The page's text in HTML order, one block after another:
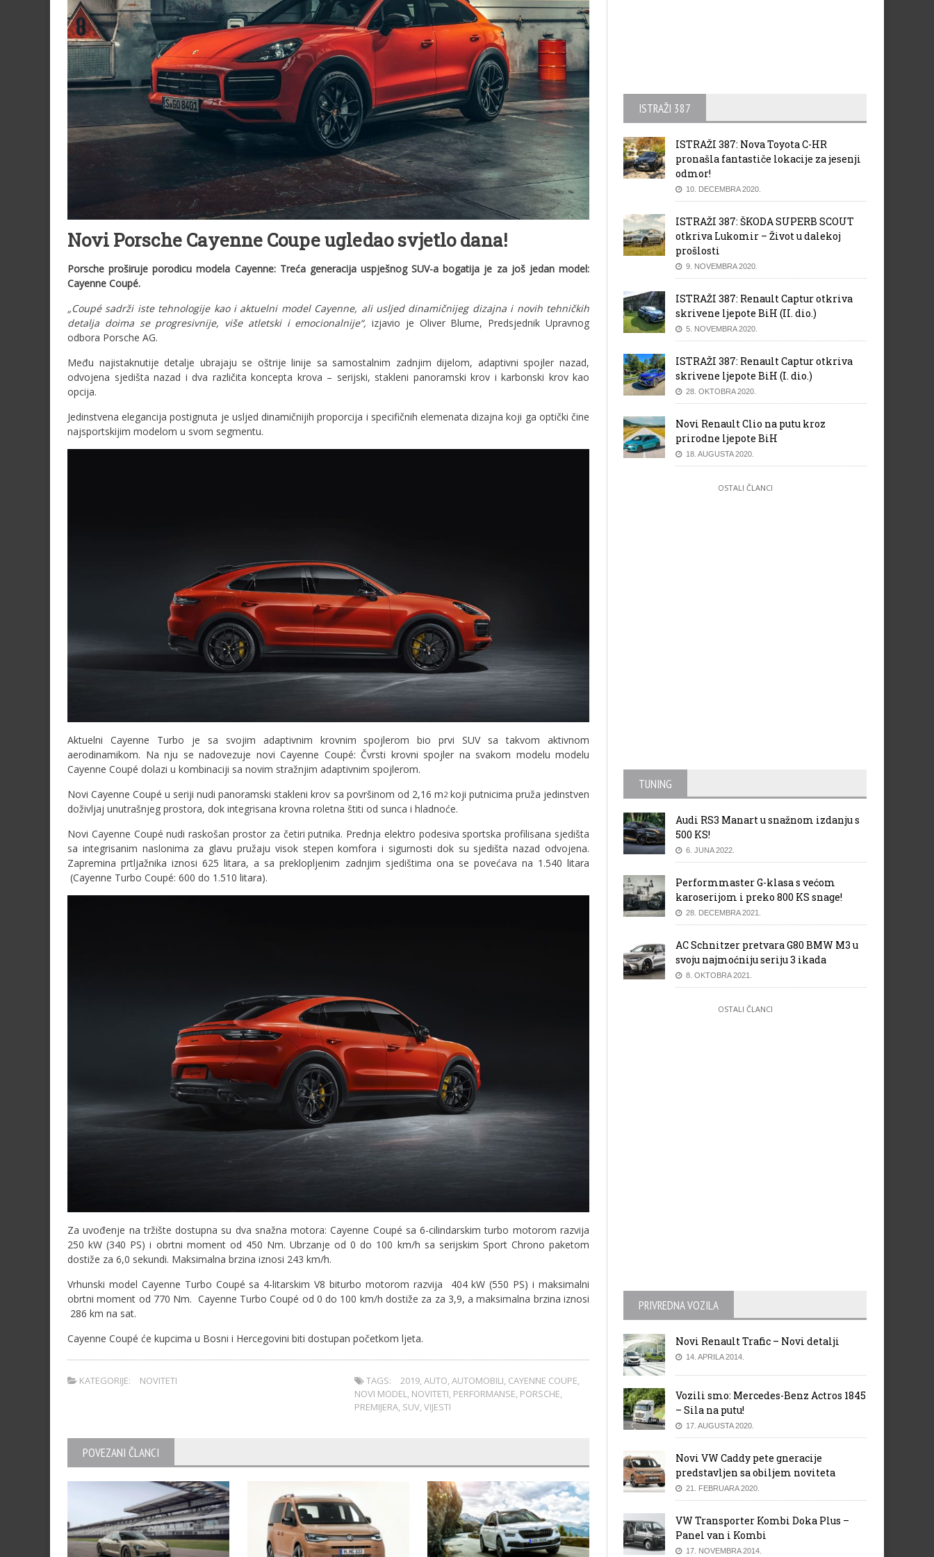
Novi Porsche Cayenne Coupe ugledao svjetlo dana!
Porsche proširuje porodicu modela Cayenne: Treća generacija uspješnog SUV-a bogatija je za još jedan model:
Cayenne Coupé.
„Coupé sadrži iste tehnologije kao i aktuelni model Cayenne, ali usljed dinamičnijeg dizajna i novih tehničkih
detalja doima se progresivnije, više atletski i emocionalnije“, izjavio je Oliver Blume, Predsjednik Upravnog
odbora Porsche AG.
Među najistaknutije detalje ubrajaju se oštrije linije sa samostalnim zadnjim dijelom, adaptivni spojler nazad,
odvojena sjedišta nazad i dva različita koncepta krova – serijski, stakleni panoramski krov i karbonski krov kao
opcija.
Jedinstvena elegancija postignuta je usljed dinamičnijih proporcija i specifičnih elemenata dizajna koji ga optički čine
najsportskijim modelom u svom segmentu.
Aktuelni Cayenne Turbo je sa svojim adaptivnim krovnim spojlerom bio prvi SUV sa takvom aktivnom
aerodinamikom. Na nju se nadovezuje novi Cayenne Coupé: Čvrsti krovni spojler na svakom modelu modelu
Cayenne Coupé dolazi u kombinaciji sa novim stražnjim adaptivnim spojlerom.
Novi Cayenne Coupé u seriji nudi panoramski stakleni krov sa površinom od 2,16 m2 koji putnicima pruža jedinstven
doživljaj unutrašnjeg prostora, dok integrisana krovna roletna štiti od sunca i hladnoće.
Novi Cayenne Coupé nudi raskošan prostor za četiri putnika. Prednja elektro podesiva sportska profilisana sjedišta
sa integrisanim naslonima za glavu pružaju visok stepen komfora i sigurnosti dok su sjedišta nazad odvojena.
Zapremina prtljažnika iznosi 625 litara, a sa preklopljenim zadnjim sjedištima ona se povećava na 1.540 litara
(Cayenne Turbo Coupé: 600 do 1.510 litara).
Za uvođenje na tržište dostupna su dva snažna motora: Cayenne Coupé sa 6-cilindarskim turbo motorom razvija
250 kW (340 PS) i obrtni moment od 450 Nm. Ubrzanje od 0 do 100 km/h sa serijskim Sport Chrono paketom
dostiže za 6,0 sekundi. Maksimalna brzina iznosi 243 km/h.
Vrhunski model Cayenne Turbo Coupé sa 4-litarskim V8 biturbo motorom razvija 404 kW (550 PS) i maksimalni
obrtni moment od 770 Nm. Cayenne Turbo Coupé od 0 do 100 km/h dostiže za za 3,9, a maksimalna brzina iznosi
286 km na sat.
Cayenne Coupé će kupcima u Bosni i Hercegovini biti dostupan početkom ljeta.
KATEGORIJE: NOVITETI TAGS: 2019,AUTO,AUTOMOBILI, CAYENNE COUPE,
NOVI MODEL, NOVITETI, PERFORMANSE, PORSCHE,
PREMIJERA, SUV,VIJESTI
POVEZANI ČLANCI
ISTRAŽI 387
ISTRAŽI 387: Nova Toyota C-HR
pronašla fantastiče lokacije za jesenji
odmor!
10. DECEMBRA 2020.
ISTRAŽI 387: ŠKODA SUPERB SCOUT
otkriva Lukomir – Život u dalekoj
prošlosti
9. NOVEMBRA 2020.
ISTRAŽI 387: Renault Captur otkriva
skrivene ljepote BiH (II. dio.)
5. NOVEMBRA 2020.
ISTRAŽI 387: Renault Captur otkriva
skrivene ljepote BiH (I. dio.)
28. OKTOBRA 2020.
Novi Renault Clio na putu kroz
prirodne ljepote BiH
18. AUGUSTA 2020.
OSTALI ČLANCI
TUNING
Audi RS3 Manart u snažnom izdanju s
500 KS!
6. JUNA 2022.
Performmaster G-klasa s većom
karoserijom i preko 800 KS snage!
28. DECEMBRA 2021.
AC Schnitzer pretvara G80 BMW M3 u
svoju najmoćniju seriju 3 ikada
8. OKTOBRA 2021.
OSTALI ČLANCI
PRIVREDNA VOZILA
Novi Renault Trafic – Novi detalji
14. APRILA 2014.
Vozili smo: Mercedes-Benz Actros 1845
– Sila na putu!
17. AUGUSTA 2020.
Novi VW Caddy pete gneracije
predstavljen sa obiljem noviteta
21. FEBRUARA 2020.
VW Transporter Kombi Doka Plus –
Panel van i Kombi
17. NOVEMBRA 2014.